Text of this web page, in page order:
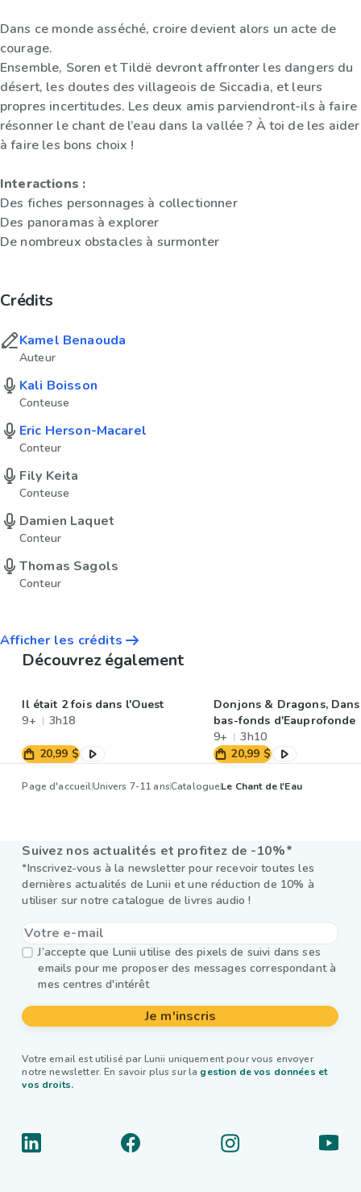
Dans ce monde asséché, croire devient alors un acte de
courage.
Ensemble, Soren et Tildë devront affronter les dangers du
désert, les doutes des villageois de Siccadia, et leurs
propres incertitudes. Les deux amis parviendront-ils à faire
résonner le chant de l’eau dans la vallée ? À toi de les aider
à faire les bons choix !
Interactions :
Des fiches personnages à collectionner
Des panoramas à explorer
De nombreux obstacles à surmonter
Crédits
Kamel Benaouda
Auteur
Kali Boisson
Conteuse
Eric Herson-Macarel
Conteur
Fily Keita
Conteuse
Damien Laquet
Conteur
Thomas Sagols
Conteur
Afficher les crédits
Découvrez également
Il était 2 fois dans l'Ouest
9+
3h18
20,99 $
Donjons & Dragons,
bas-fonds d'Eauprofonde
9+
3h10
20,99 $
Page d'accueilUnivers 7-11 ansCatalogueLe Chant de l'Eau
Suivez nos actualités et profitez de -10%*
*Inscrivez-vous à la newsletter pour recevoir toutes les
dernières actualités de Lunii et une réduction de 10% à
utiliser sur notre catalogue de livres audio !
J’accepte que Lunii utilise des pixels de suivi dans ses
emails pour me proposer des messages correspondant à
mes centres d'intérêt
Je m'inscris
Votre email est utilisé par Lunii uniquement pour vous envoyer
notre newsletter. En savoir plus sur la gestion de vos données et
vos droits.